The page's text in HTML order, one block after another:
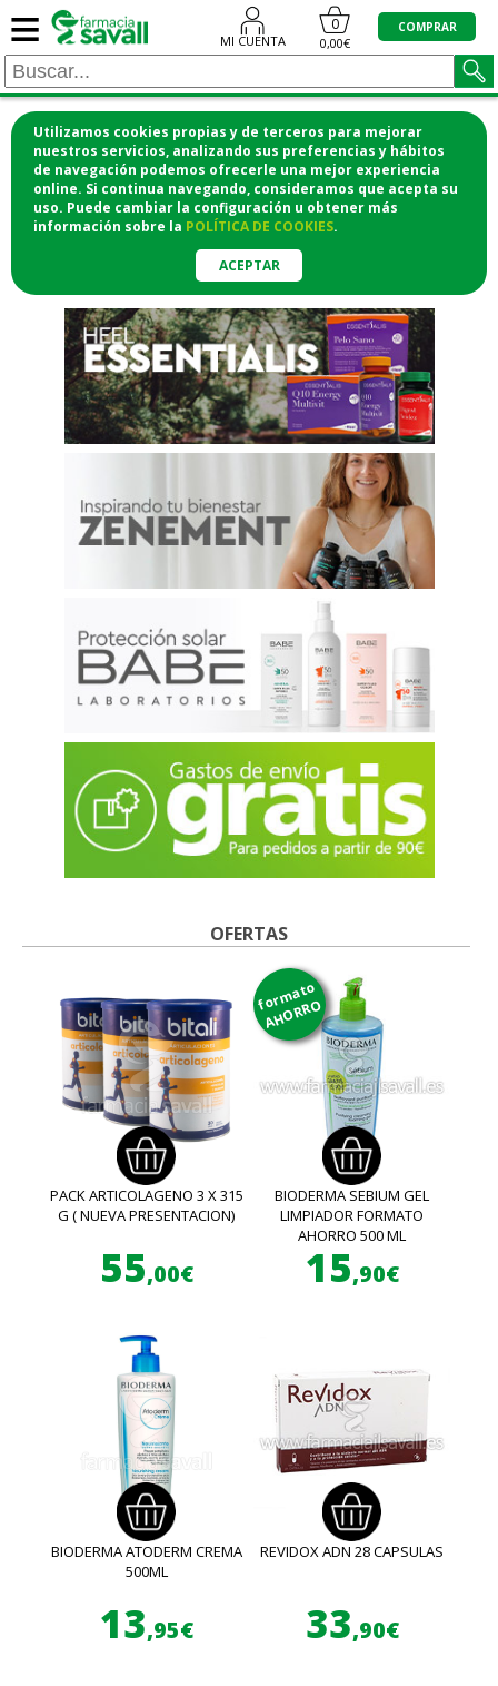
Utilizamos cookies propias y de terceros para mejorar
nuestros servicios, analizando sus preferencias y hábitos
de navegación podemos ofrecerle una mejor experiencia
online. Si continua navegando, consideramos que acepta su
uso. Puede cambiar la configuración u obtener más
información sobre la POLÍTICA DE COOKIES.
ACEPTAR
≡ MI CUENTA
0
0,00€
COMPRAR
¡COMPRA CÓMODAMENTE
DESDE CASA Y RECOGE EN LA
FARMACIA!o si lo prefieres te lo mandamos
a casa
OFERTAS
PACK ARTICOLAGENO 3 X 315
G ( NUEVA PRESENTACION)
55,00€
formato
AHORRO
BIODERMA SEBIUM GEL
LIMPIADOR FORMATO
AHORRO 500 ML
15,90€
BIODERMA ATODERM CREMA
500ML
13,95€
REVIDOX ADN 28 CAPSULAS
33,90€